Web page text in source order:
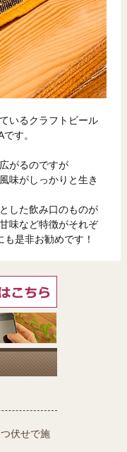
いるクラフトビール
す。
がるのですが
味がしっかりと生き
した飲み口のものが
味など特徴がそれぞ
是非お勧めです！
伏せで施